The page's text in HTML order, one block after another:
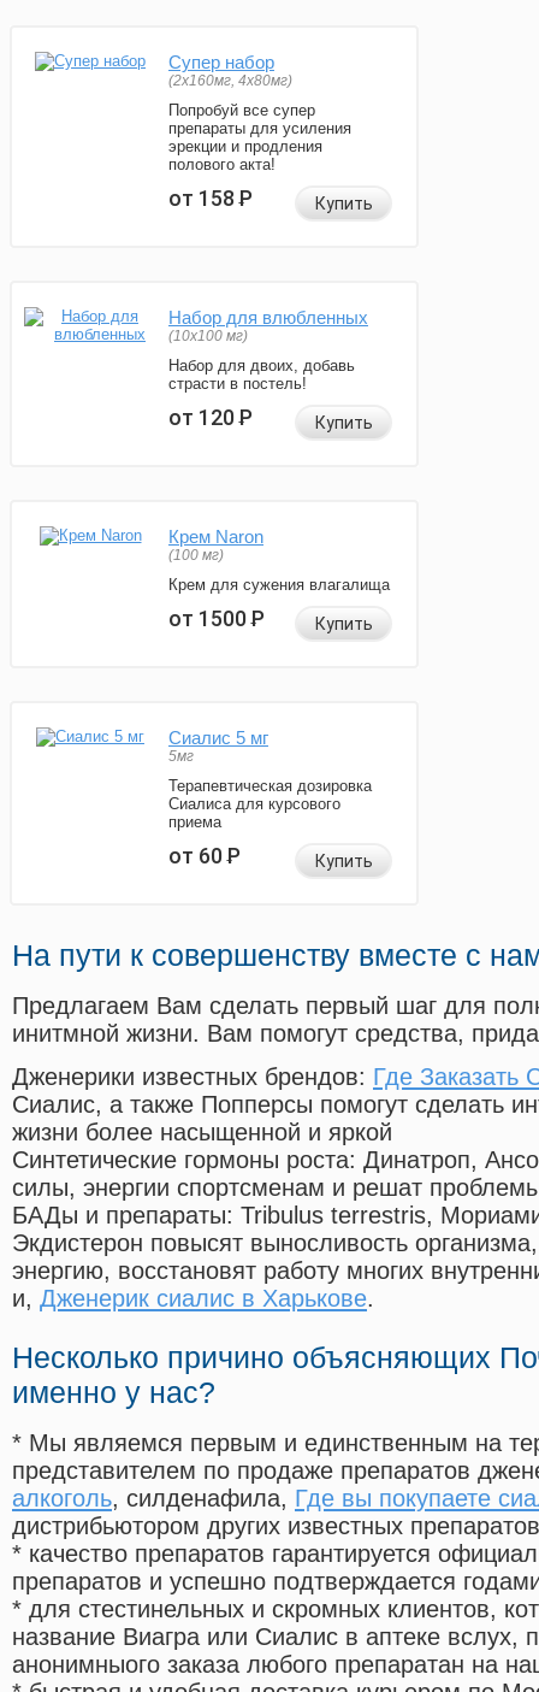
Супер набор
(2х160мг, 4х80мг)
Попробуй все супер
препараты для усиления
эрекции и продления
полового акта!
от 158Р Купить
Набор для влюбленных
(10х100 мг)
Набор для двоих, добавь
страсти в постель!
от 120Р Купить
Крем Naron
(100 мг)
Крем для сужения влагалища
от 1500Р Купить
Сиалис 5 мг
5мг
Терапевтическая дозировка
Сиалиса для курсового
приема
от 60Р Купить
На пути к совершенству вместе с
Предлагаем Вам сделать первый шаг для
инитмной жизни. Вам помогут средства,
Дженерики известных брендов: Где Заказать
Сиалис, а также Попперсы помогут сделать
жизни более насыщенной и яркой
Синтетические гормоны роста: Динатроп,
силы, энергии спортсменам и решат
БАДы и препараты: Tribulus terrestris,
Экдистерон повысят выносливость
энергию, восстановят работу многих
и, Дженерик сиалис в Харькове.
Несколько причино объясняющих
именно у нас?
* Мы являемся первым и единственным на
представителем по продаже препаратов
алкоголь, силденафила, Где вы покупаете
дистрибьютором других известных препаратов
* качество препаратов гарантируется
препаратов и успешно подтверждается
* для стестинельных и скромных клиентов,
название Виагра или Сиалис в аптеке вслух,
анонимныого заказа любого препаратан на